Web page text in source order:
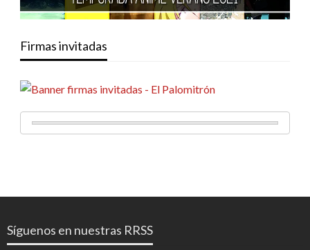
Firmas invitadas
Síguenos en nuestras RRSS